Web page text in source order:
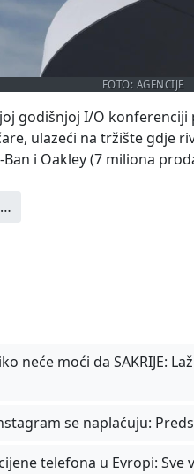
FOTO: AGENCIJE
godišnjoj I/O
ulazeći na tržište gdje
Ban i Oakley (7 miliona
neće moći da SAKRIJE:
se naplaćuju:
telefona u Evropi: Sve